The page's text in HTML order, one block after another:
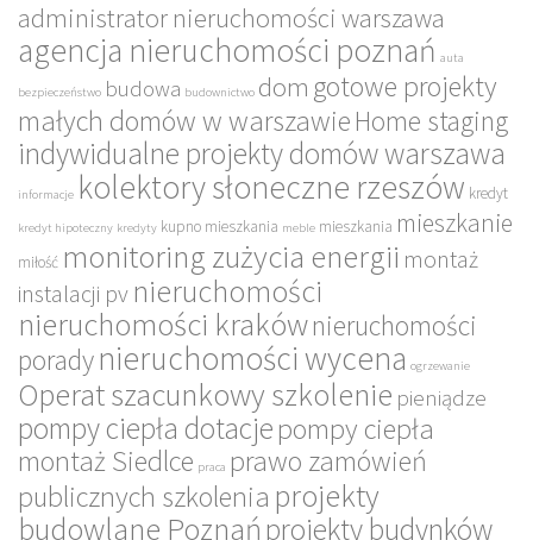
administrator nieruchomości warszawa
agencja nieruchomości poznań auta
bezpieczeństwo budowa budownictwo dom gotowe projekty
małych domów w warszawie Home staging
indywidualne projekty domów warszawa
informacje kolektory słoneczne rzeszów kredyt
kredyt hipoteczny kredyty kupno mieszkania meble mieszkania mieszkanie
miłość monitoring zużycia energii montaż
instalacji pv nieruchomości
nieruchomości krakównieruchomości
poradynieruchomości wycena ogrzewanie
Operat szacunkowy szkolenie pieniądze
pompy ciepła dotacjepompy ciepła
montaż Siedlce praca prawo zamówień
publicznych szkolenia projekty
budowlane Poznańprojekty budynków